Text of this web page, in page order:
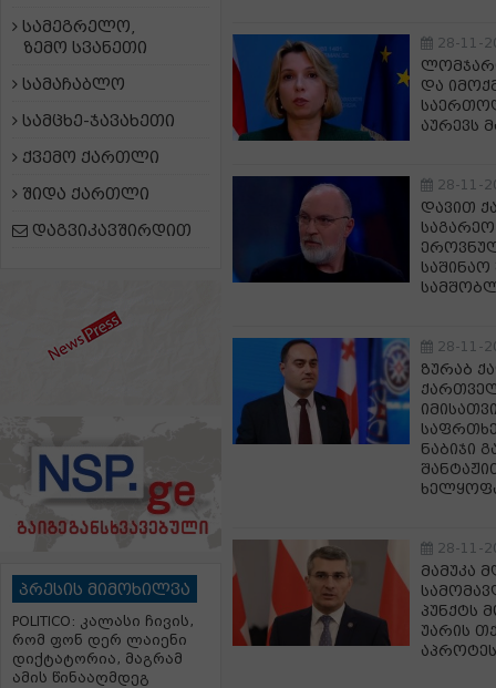
სამეგრელო,
ზემო სვანეთი
სამაჩაბლო
სამცხე-ჯავახეთი
ქვემო ქართლი
შიდა ქართლი
დაგვიკავშირდით
პრესის მიმოხილვა
POLITICO: კალასი ჩივის,
რომ ფონ დერ ლაიენი
დიქტატორია, მაგრამ
ამის წინააღმდეგ
28-11-
და
აურევს
28-11-
დავით
საგარეო
28-11-
ზურაბ
ნაბიჯი
28-11-
მამუკა
პუნქტს
უარის